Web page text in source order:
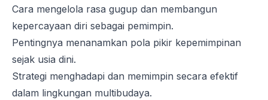
Cara mengelola rasa gugup dan membangun
kepercayaan diri sebagai pemimpin.
Pentingnya menanamkan pola pikir kepemimpinan
sejak usia dini.
Strategi menghadapi dan memimpin secara efektif
dalam lingkungan multibudaya.